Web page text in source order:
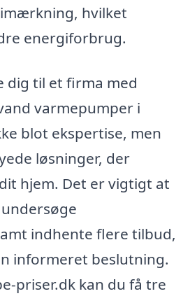
hvilket
energiforbrug.
dig til et firma med
varmepumper i
blot ekspertise, men
løsninger, der
hjem. Det er vigtigt at
indhente flere tilbud,
informeret beslutning.
priser.dk kan du få tre